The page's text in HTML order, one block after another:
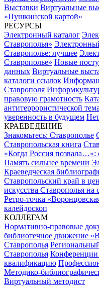
Выставки Виртуальные
«Пушкинской картой»
РЕСУРСЫ
Электронный каталог
Ставрополья»
Ставрополье: лучшее
Ставрополье» Новые
данных Виртуальные
каталоги ссылок
Ставрополя
правовую грамотность
антитеррористической
уверенность в будущем
КРАЕВЕДЕНИЕ
Знакомьтесь: Ставрополье
Ставропольская книга
«Когда Россия
Память сильнее времени
Краеведческая
Ставропольский край в
искусства Ставрополья
Ретро-точка
калейдоскоп
КОЛЛЕГАМ
Нормативно-правовые
библиотечное движение
Ставрополья
Ставрополья
квалификацию
Методико-
Виртуальный методист